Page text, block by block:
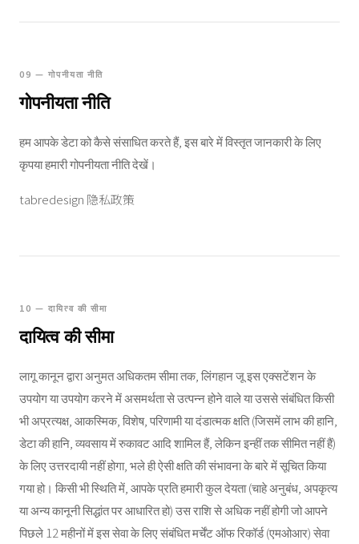
09 — गोपनीयता नीति
गोपनीयता नीति
हम आपके डेटा को कैसे संसाधित करते हैं, इस बारे में विस्तृत जानकारी के लिए
कृपया हमारी गोपनीयता नीति देखें।
tabredesign 隐私政策
10 — दायित्व की सीमा
दायित्व की सीमा
लागू कानून द्वारा अनुमत अधिकतम सीमा तक, लिंगहान जू इस एक्सटेंशन के
उपयोग या उपयोग करने में असमर्थता से उत्पन्न होने वाले या उससे संबंधित किसी
भी अप्रत्यक्ष, आकस्मिक, विशेष, परिणामी या दंडात्मक क्षति (जिसमें लाभ की हानि,
डेटा की हानि, व्यवसाय में रुकावट आदि शामिल हैं, लेकिन इन्हीं तक सीमित नहीं हैं)
के लिए उत्तरदायी नहीं होगा, भले ही ऐसी क्षति की संभावना के बारे में सूचित किया
गया हो। किसी भी स्थिति में, आपके प्रति हमारी कुल देयता (चाहे अनुबंध, अपकृत्य
या अन्य कानूनी सिद्धांत पर आधारित हो) उस राशि से अधिक नहीं होगी जो आपने
पिछले 12 महीनों में इस सेवा के लिए संबंधित मर्चेंट ऑफ रिकॉर्ड (एमओआर) सेवा